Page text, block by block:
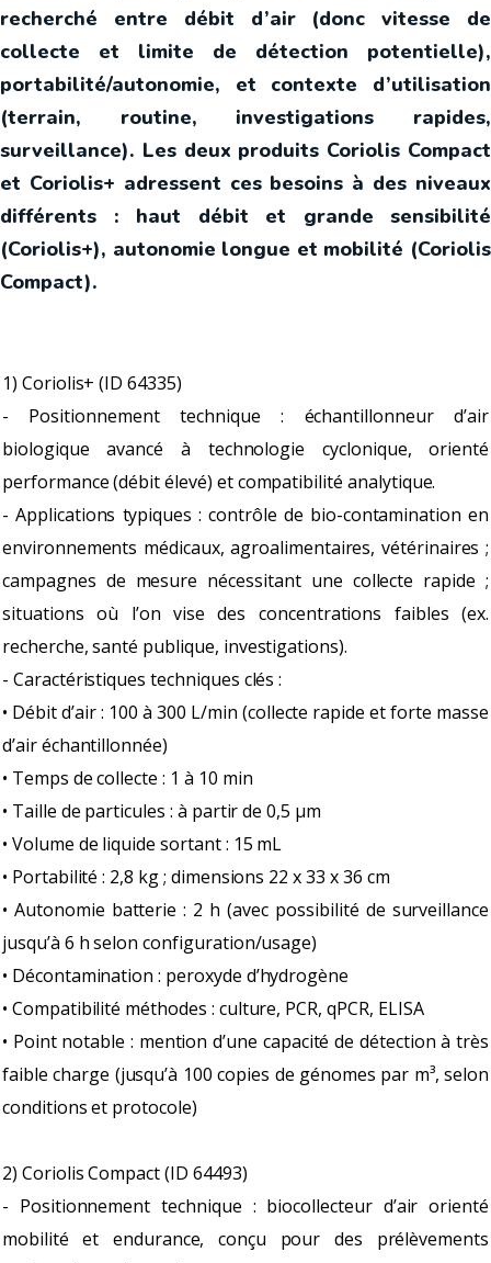
recherché entre débit d’air (donc vitesse de
collecte et limite de détection potentielle),
portabilité/autonomie, et contexte d’utilisation
(terrain, routine, investigations rapides,
surveillance). Les deux produits Coriolis Compact
et Coriolis+ adressent ces besoins à des niveaux
différents : haut débit et grande sensibilité
(Coriolis+), autonomie longue et mobilité (Coriolis
Compact).
1) Coriolis+ (ID 64335)
- Positionnement technique : échantillonneur d’air
biologique avancé à technologie cyclonique, orienté
performance (débit élevé) et compatibilité analytique.
- Applications typiques : contrôle de bio-contamination en
environnements médicaux, agroalimentaires, vétérinaires ;
campagnes de mesure nécessitant une collecte rapide ;
situations où l’on vise des concentrations faibles (ex.
recherche, santé publique, investigations).
- Caractéristiques techniques clés :
• Débit d’air : 100 à 300 L/min (collecte rapide et forte masse
d’air échantillonnée)
• Temps de collecte : 1 à 10 min
• Taille de particules : à partir de 0,5 µm
• Volume de liquide sortant : 15 mL
• Portabilité : 2,8 kg ; dimensions 22 x 33 x 36 cm
• Autonomie batterie : 2 h (avec possibilité de surveillance
jusqu’à 6 h selon configuration/usage)
• Décontamination : peroxyde d’hydrogène
• Compatibilité méthodes : culture, PCR, qPCR, ELISA
• Point notable : mention d’une capacité de détection à très
faible charge (jusqu’à 100 copies de génomes par m³, selon
conditions et protocole)
2) Coriolis Compact (ID 64493)
- Positionnement technique : biocollecteur d’air orienté
mobilité et endurance, conçu pour des prélèvements